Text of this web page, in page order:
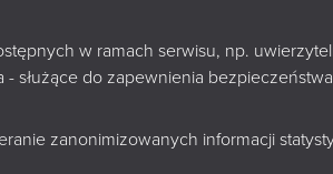
w ramach serwisu, np.
służące do zapewnienia
zanonimizowanych informacji
29 LIPCA 2026